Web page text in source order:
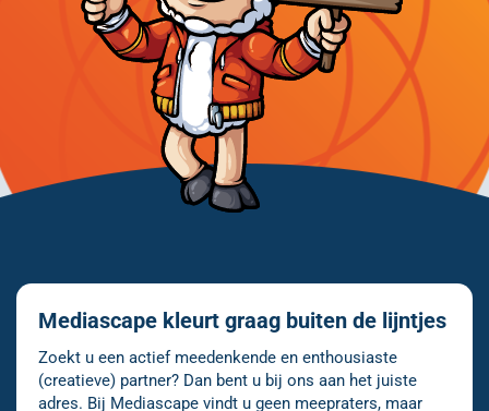
Mediascape kleurt graag buiten de lijntjes
Zoekt u een actief meedenkende en enthousiaste
(creatieve) partner? Dan bent u bij ons aan het juiste
adres. Bij Mediascape vindt u geen meepraters, maar